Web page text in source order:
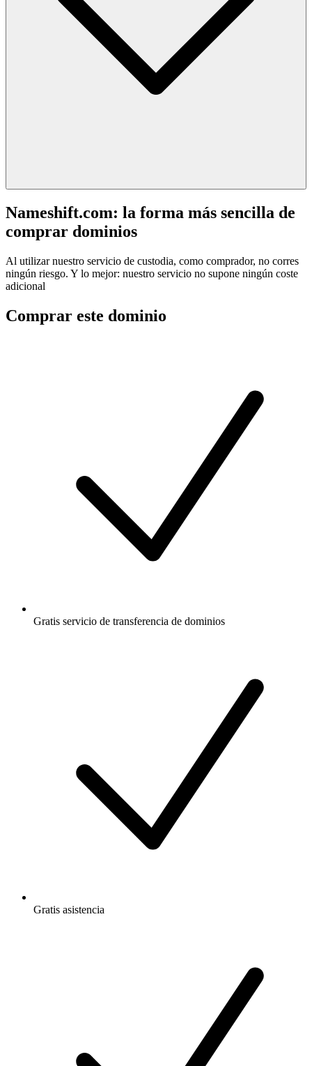
Nameshift.com: la forma más sencilla de
comprar dominios
Al utilizar nuestro servicio de custodia, como comprador, no corres
ningún riesgo. Y lo mejor: nuestro servicio no supone ningún coste
adicional
Comprar este dominio
Gratis servicio de transferencia de dominios
Gratis asistencia